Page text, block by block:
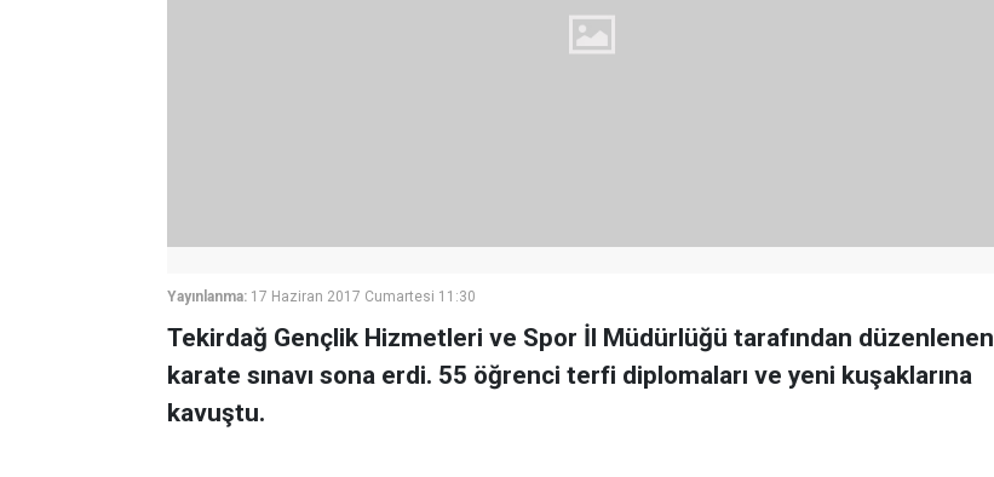
Yayınlanma: 17 Haziran 2017 Cumartesi 11:30
Tekirdağ Gençlik Hizmetleri ve Spor İl Müdürlüğü tarafından düzenlenen
karate sınavı sona erdi. 55 öğrenci terfi diplomaları ve yeni kuşaklarına
kavuştu.